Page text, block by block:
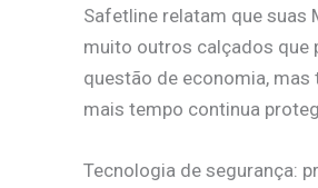
Safetline relatam que suas
muito outros calçados que
questão de economia,
mais tempo continua
Tecnologia de segurança: